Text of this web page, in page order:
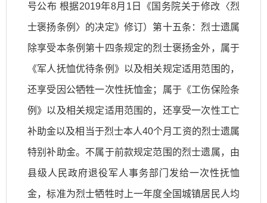
号公布 根据2019年8月1日《国务院关于修改〈烈
士褒扬条例〉的决定》修订）第十五条：烈士遗属
除享受本条例第十四条规定的烈士褒扬金外，属于
《军人抚恤优待条例》以及相关规定适用范围的，
还享受因公牺牲一次性抚恤金；属于《工伤保险条
例》以及相关规定适用范围的，还享受一次性工亡
补助金以及相当于烈士本人40个月工资的烈士遗属
特别补助金。不属于前款规定范围的烈士遗属，由
县级人民政府退役军人事务部门发给一次性抚恤
金，标准为烈士牺牲时上一年度全国城镇居民人均